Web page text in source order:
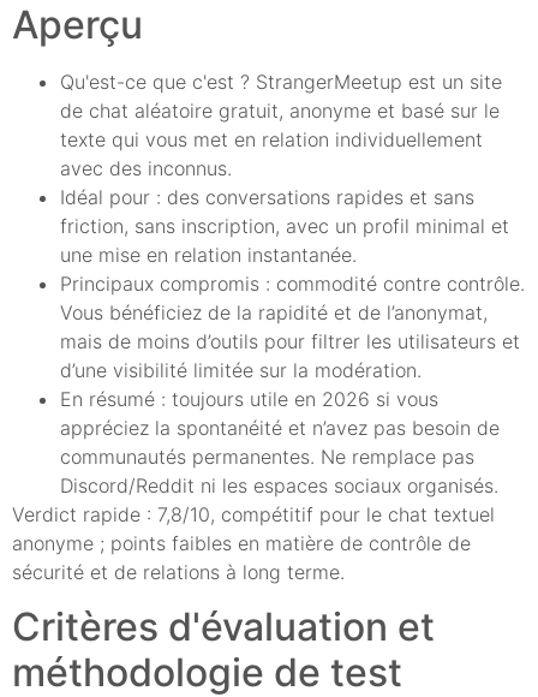
Aperçu
Qu'est-ce que c'est ? StrangerMeetup est un site
de chat aléatoire gratuit, anonyme et basé sur le
texte qui vous met en relation individuellement
avec des inconnus.
Idéal pour : des conversations rapides et sans
friction, sans inscription, avec un profil minimal et
une mise en relation instantanée.
Principaux compromis : commodité contre contrôle.
Vous bénéficiez de la rapidité et de l’anonymat,
mais de moins d’outils pour filtrer les utilisateurs et
d’une visibilité limitée sur la modération.
En résumé : toujours utile en 2026 si vous
appréciez la spontanéité et n’avez pas besoin de
communautés permanentes. Ne remplace pas
Discord/Reddit ni les espaces sociaux organisés.
Verdict rapide : 7,8/10, compétitif pour le chat textuel
anonyme ; points faibles en matière de contrôle de
sécurité et de relations à long terme.
Critères d'évaluation et
méthodologie de test